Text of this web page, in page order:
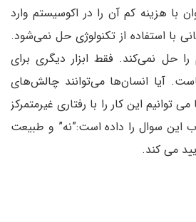
با هزینه کم آن را در اکوسیستم وارد
با استفاده از تکنولوژی حل نمی‌شود.
حل نمی‌کند. فقط ابزار دیگری برای
آیا انسان‌ها می‌توانند چالش‌های
توانیم این کار را با رفتاری غیرمتمرکز
این سوال را داده است:”نه” و طبیعت
می کند.